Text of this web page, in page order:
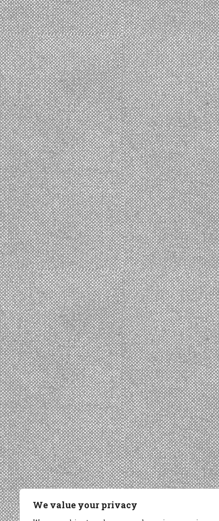
We value your privacy